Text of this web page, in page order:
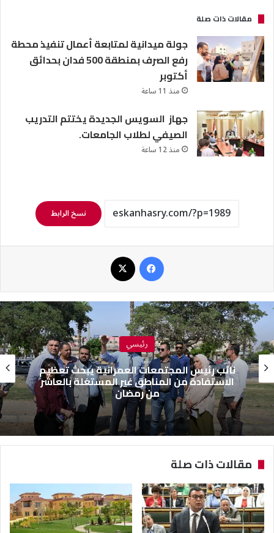
مقالات ذات صلة
جولة ميدانية لمتابعة أعمال تنفيذ محطة
رفع الصرف بمنطقة 500 فدان بحدائق
أكتوبر
منذ 11 ساعة
جهاز السويس الجديدة يختتم التدريب
الصيفي لطلاب الجامعات.
منذ 12 ساعة
نسخ الرابط
رئيسي
نائب رئيس المجتمعات العمرانية يبحث تعظيم
الاستفادة من المناطق غير المستغلة بالعاشر
من رمضان
مقالات ذات صلة